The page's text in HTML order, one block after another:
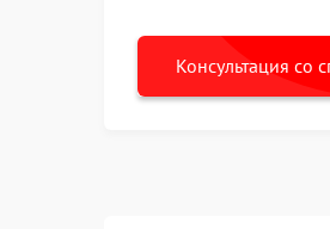
Консультация со